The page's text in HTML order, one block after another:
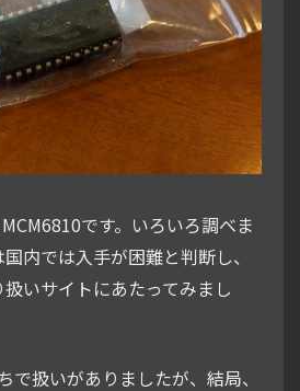
です。いろいろ調べま
内では入手が困難と判断し、
いサイトにあたってみまし
で扱いがありましたが、結局、